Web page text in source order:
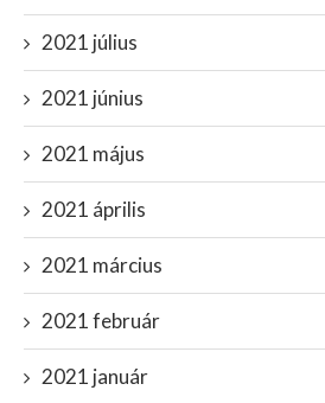
2021 július
2021 június
2021 május
2021 április
2021 március
2021 február
2021 január